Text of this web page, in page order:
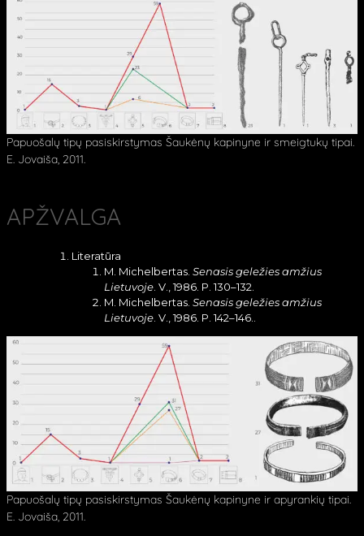
Papuošalų tipų pasiskirstymas Šaukėnų kapinyne ir smeigtukų tipai.
E. Jovaiša, 2011.
APŽVALGA
Literatūra
M. Michelbertas. Senasis geležies amžius
Lietuvoje. V., 1986. P. 130–132.
M. Michelbertas. Senasis geležies amžius
Lietuvoje. V., 1986. P. 142–146..
Papuošalų tipų pasiskirstymas Šaukėnų kapinyne ir apyrankių tipai.
E. Jovaiša, 2011.